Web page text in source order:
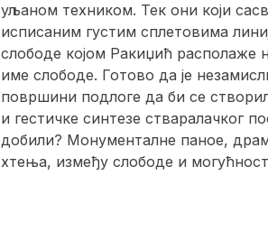
уљаном техником. Тек они који
исписаним густим сплетовима
слободе којом Ракиџић располаже
име слободе. Готово да је
површини подлоге да би се
и гестичке синтезе стваралачког
добили? Монументалне паное,
хтења, између слободе и